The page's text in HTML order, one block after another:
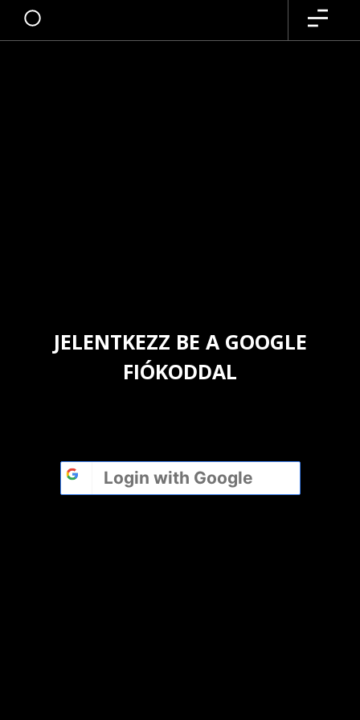
JELENTKEZZ BE A GOOGLE
FIÓKODDAL
Login with Google